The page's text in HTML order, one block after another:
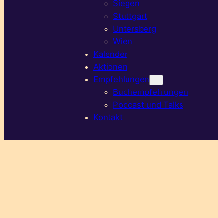
Siegen
Stuttgart
Untersberg
Wien
Kalender
Aktionen
Empfehlungen
Buchempfehlungen
Podcast und Talks
Kontakt